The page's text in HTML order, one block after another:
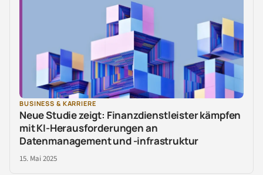
BUSINESS & KARRIERE
Neue Studie zeigt: Finanzdienstleister kämpfen
mit KI-Herausforderungen an
Datenmanagement und -infrastruktur
15. Mai 2025